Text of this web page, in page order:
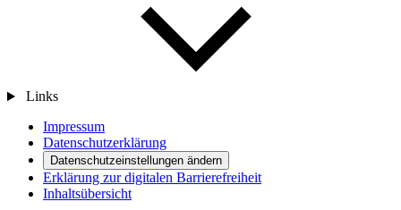
Links
Impressum
Datenschutzerklärung
Datenschutzeinstellungen ändern
Erklärung zur digitalen Barrierefreiheit
Inhaltsübersicht